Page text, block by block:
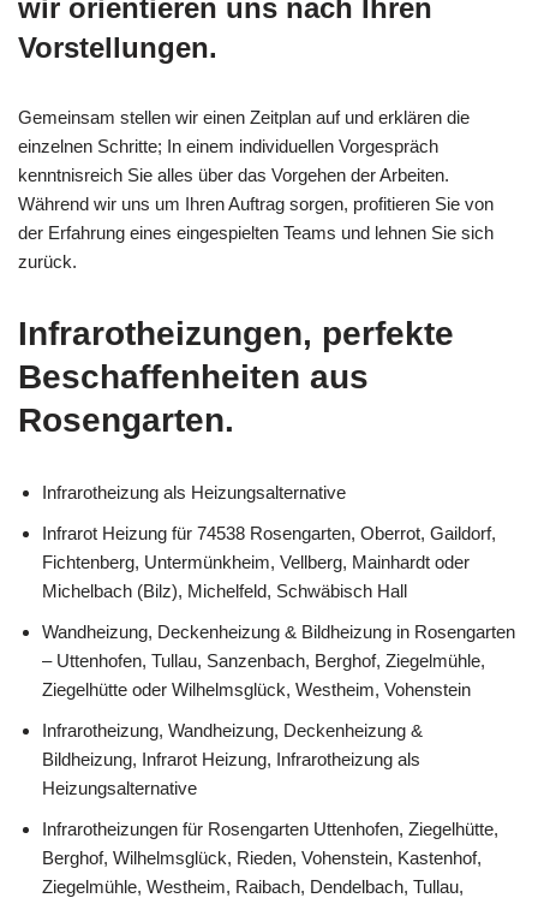
wir orientieren uns nach Ihren
Vorstellungen.
Gemeinsam stellen wir einen Zeitplan auf und erklären die
einzelnen Schritte; In einem individuellen Vorgespräch
kenntnisreich Sie alles über das Vorgehen der Arbeiten.
Während wir uns um Ihren Auftrag sorgen, profitieren Sie von
der Erfahrung eines eingespielten Teams und lehnen Sie sich
zurück.
Infrarotheizungen, perfekte
Beschaffenheiten aus
Rosengarten.
Infrarotheizung als Heizungsalternative
Infrarot Heizung für 74538 Rosengarten, Oberrot, Gaildorf,
Fichtenberg, Untermünkheim, Vellberg, Mainhardt oder
Michelbach (Bilz), Michelfeld, Schwäbisch Hall
Wandheizung, Deckenheizung & Bildheizung in Rosengarten
– Uttenhofen, Tullau, Sanzenbach, Berghof, Ziegelmühle,
Ziegelhütte oder Wilhelmsglück, Westheim, Vohenstein
Infrarotheizung, Wandheizung, Deckenheizung &
Bildheizung, Infrarot Heizung, Infrarotheizung als
Heizungsalternative
Infrarotheizungen für Rosengarten Uttenhofen, Ziegelhütte,
Berghof, Wilhelmsglück, Rieden, Vohenstein, Kastenhof,
Ziegelmühle, Westheim, Raibach, Dendelbach, Tullau,